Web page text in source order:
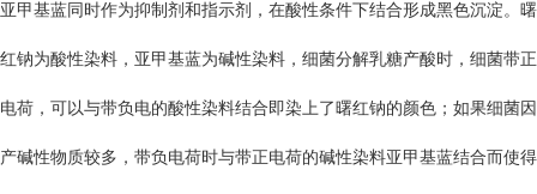
亚甲基蓝同时作为抑制剂和指示剂，在酸性条件下结合形成黑色沉淀。曙
红钠为酸性染料，亚甲基蓝为碱性染料，细菌分解乳糖产酸时，细菌带正
电荷，可以与带负电的酸性染料结合即染上了曙红钠的颜色；如果细菌因
产碱性物质较多，带负电荷时与带正电荷的碱性染料亚甲基蓝结合而使得